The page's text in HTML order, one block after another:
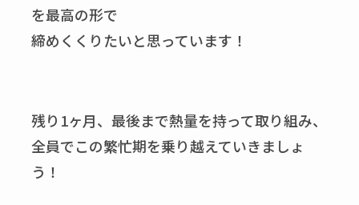
を最高の形で
締めくくりたいと思っています！
残り1ヶ月、最後まで熱量を持って取り組み、
全員でこの繁忙期を乗り越えていきましょ
う！